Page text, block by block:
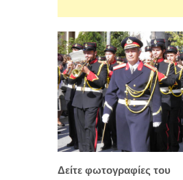
Δείτε φωτογραφίες του